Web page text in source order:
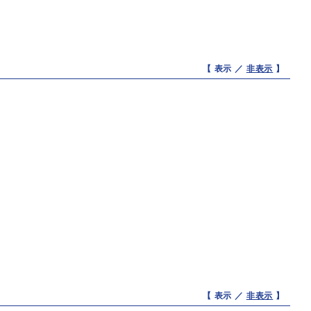
【 表示 ／ 非表示 】
【 表示 ／ 非表示 】